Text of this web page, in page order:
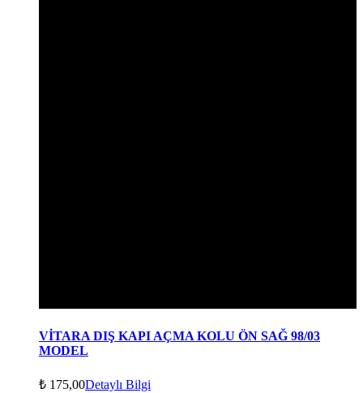
VİTARA DIŞ KAPI AÇMA KOLU ÖN SAĞ 98/03
MODEL
₺ 175,00Detaylı Bilgi